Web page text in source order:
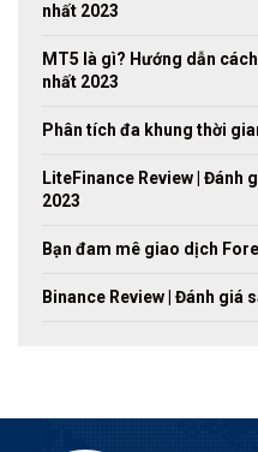
nhất 2023
MT5 là gì? Hướng dẫn
nhất 2023
Phân tích đa khung thời
LiteFinance Review | Đánh
2023
Bạn đam mê giao dịch
Binance Review | Đánh giá